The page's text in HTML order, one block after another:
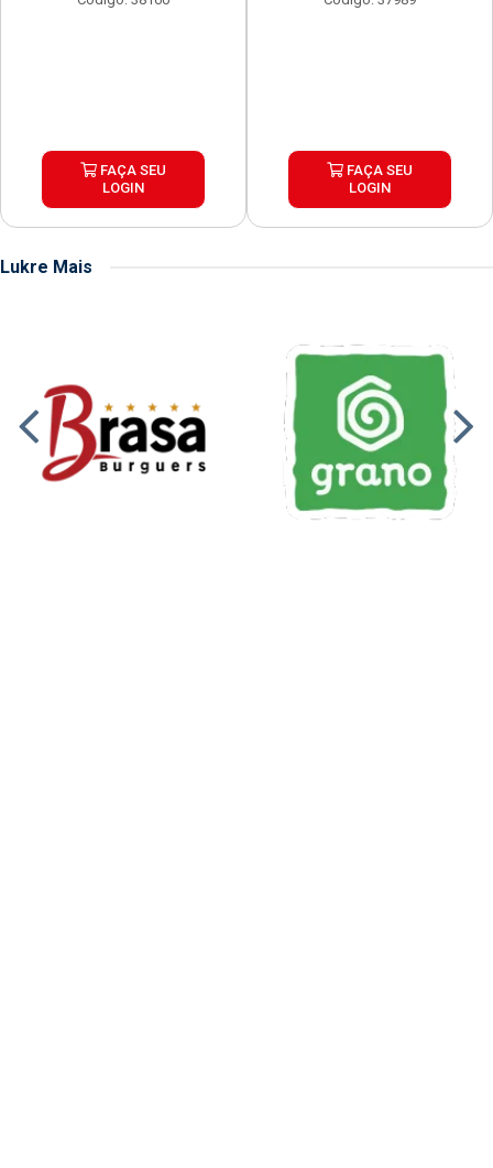
FAÇA SEU
LOGIN
FAÇA SEU
LOGIN
Lukre Mais